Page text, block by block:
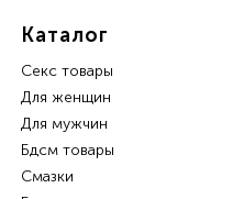
Каталог
Секс товары
Для женщин
Для мужчин
Бдсм товары
Смазки